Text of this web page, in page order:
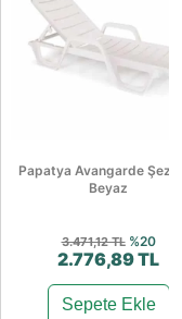
Papatya Avangarde
Beyaz
3.471,12 TL %20
2.776,89 TL
Sepete Ekle